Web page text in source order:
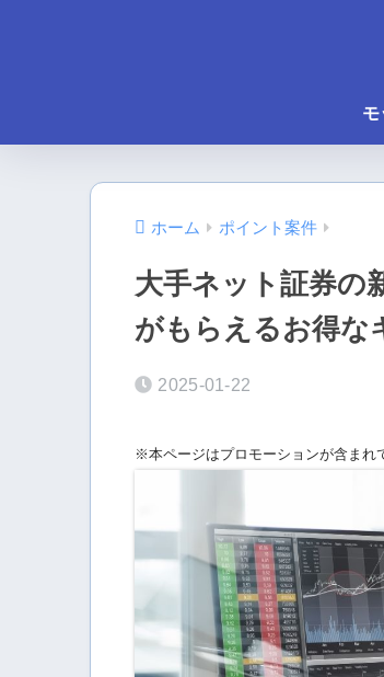
モ
ホーム ポイント案件
大手ネット証券の
がもらえるお得な
2025-01-22
※本ページはプロモーションが含まれ